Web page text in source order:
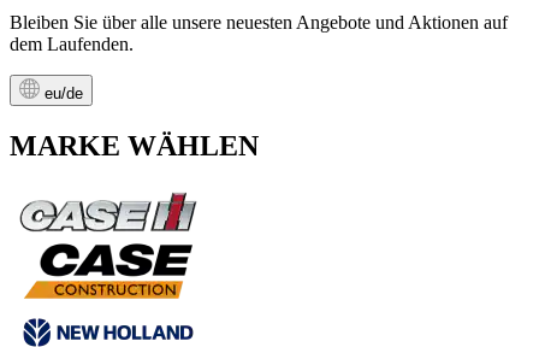
Bleiben Sie über alle unsere neuesten Angebote und Aktionen auf
dem Laufenden.
eu/de
MARKE WÄHLEN